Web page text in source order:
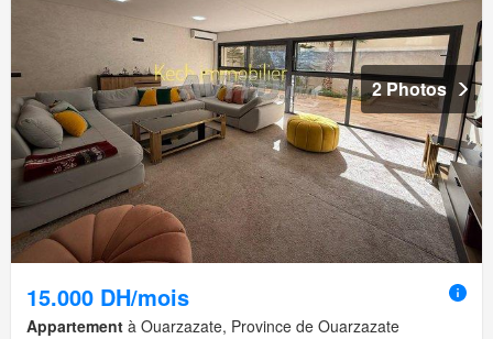
2 Photos
15.000 DH/mois
Appartement à Ouarzazate, Province de Ouarzazate